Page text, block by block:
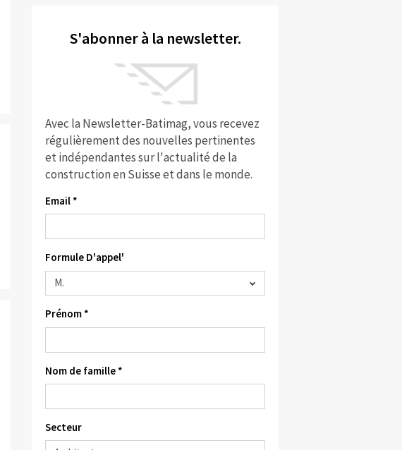
S'abonner à la newsletter.
Avec la Newsletter-Batimag, vous recevez
régulièrement des nouvelles pertinentes
et indépendantes sur l'actualité de la
construction en Suisse et dans le monde.
Email *
Formule D'appel'
Prénom *
Nom de famille *
Secteur